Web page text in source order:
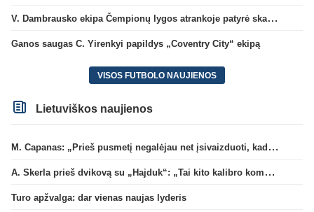
V. Dambrausko ekipa Čempionų lygos atrankoje patyrė skaudžią nesėkmę
Ganos saugas C. Yirenkyi papildys „Coventry City“ ekipą
VISOS FUTBOLO NAUJIENOS
Lietuviškos naujienos
M. Capanas: „Prieš pusmetį negalėjau net įsivaizduoti, kad žaisime prieš „Hajduk“
A. Skerla prieš dvikovą su „Hajduk“: „Tai kito kalibro komanda“
Turo apžvalga: dar vienas naujas lyderis